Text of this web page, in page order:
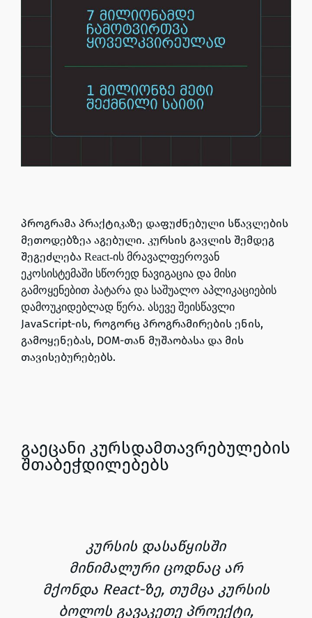
პროგრამა პრაქტიკაზე დაფუძნებული სწავლების
მეთოდებზეა აგებული. კურსის გავლის შემდეგ
შეგეძლება React-ის მრავალფეროვან
ეკოსისტემაში სწორედ ნავიგაცია და მისი
გამოყენებით პატარა და საშუალო აპლიკაციების
დამოუკიდებლად წერა. ასევე შეისწავლი
JavaScript-ის, როგორც პროგრამირების ენის,
გამოყენებას, DOM-თან მუშაობასა და მის
თავისებურებებს.
გაეცანი კურსდამთავრებულების
შთაბეჭდილებებს
კურსის დასაწყისში
მინიმალური ცოდნაც არ
მქონდა React-ზე, თუმცა კურსის
ბოლოს გავაკეთე პროექტი,